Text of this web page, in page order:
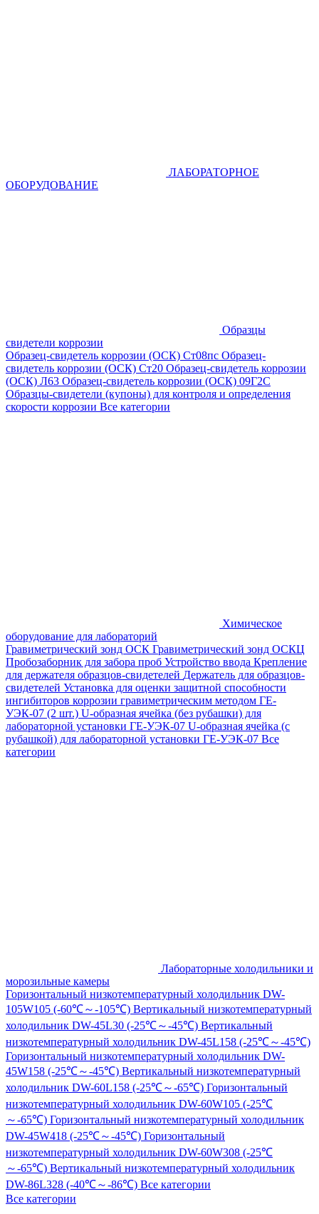
ЛАБОРАТОРНОЕ
ОБОРУДОВАНИЕ
Образцы
свидетели коррозии
Образец-свидетель коррозии (ОСК) Ст08пс Образец-
свидетель коррозии (ОСК) Ст20 Образец-свидетель коррозии
(ОСК) Л63 Образец-свидетель коррозии (ОСК) 09Г2С
Образцы-свидетели (купоны) для контроля и определения
скорости коррозии Все категории
Химическое
оборудование для лабораторий
Гравиметрический зонд ОСК Гравиметрический зонд ОСКЦ
Пробозаборник для забора проб Устройство ввода Крепление
для держателя образцов-свидетелей Держатель для образцов-
свидетелей Установка для оценки защитной способности
ингибиторов коррозии гравиметрическим методом ГЕ-
УЭК-07 (2 шт.) U-образная ячейка (без рубашки) для
лабораторной установки ГЕ-УЭК-07 U-образная ячейка (с
рубашкой) для лабораторной установки ГЕ-УЭК-07 Все
категории
Лабораторные холодильники и
морозильные камеры
Горизонтальный низкотемпературный холодильник DW-
105W105 (-60℃～-105℃) Вертикальный низкотемпературный
холодильник DW-45L30 (-25℃～-45℃) Вертикальный
низкотемпературный холодильник DW-45L158 (-25℃～-45℃)
Горизонтальный низкотемпературный холодильник DW-
45W158 (-25℃～-45℃) Вертикальный низкотемпературный
холодильник DW-60L158 (-25℃～-65℃) Горизонтальный
низкотемпературный холодильник DW-60W105 (-25℃
～-65℃) Горизонтальный низкотемпературный холодильник
DW-45W418 (-25℃～-45℃) Горизонтальный
низкотемпературный холодильник DW-60W308 (-25℃
～-65℃) Вертикальный низкотемпературный холодильник
DW-86L328 (-40℃～-86℃) Все категории
Все категории